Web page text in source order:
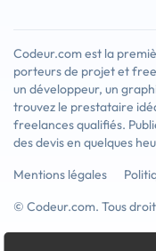
Codeur.com est la
porteurs de projet et
un développeur, un
trouvez le prestataire
freelances qualifiés.
des devis en quelques
Mentions légales
© Codeur.com. Tous